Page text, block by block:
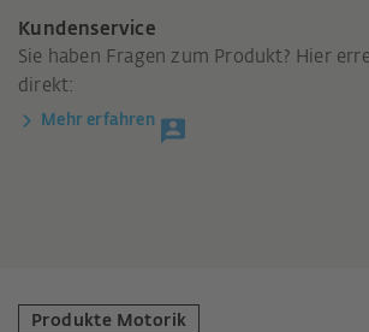
Kundenservice
Sie haben Fragen zum Produkt? Hier
direkt:
Mehr erfahren
Produkte Motorik